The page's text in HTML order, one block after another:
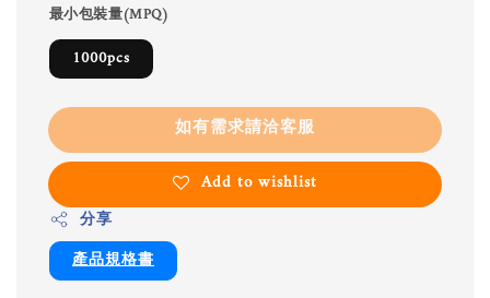
最小包裝量(MPQ)
1000pcs
如有需求請洽客服
Add to wishlist
分享
產品規格書